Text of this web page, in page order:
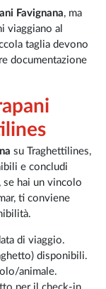
Favignana, ma
viaggiano al
taglia devono
documentazione
su Traghettilines,
e concludi
se hai un vincolo
ti conviene
di viaggio.
disponibili.
animale.